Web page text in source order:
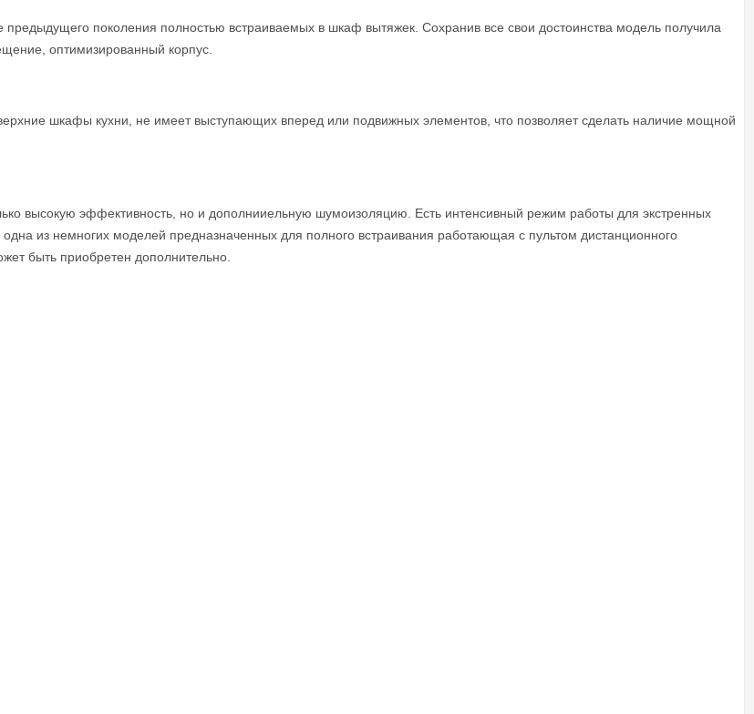
поколения полностью встраиваемых в шкаф вытяжек. Сохранив все свои достоинства модель получила
оптимизированный корпус.
шкафы кухни, не имеет выступающих вперед или подвижных элементов, что позволяет сделать наличие мощной
высокую эффективность, но и дополнииельную шумоизоляцию. Есть интенсивный режим работы для экстренных
из немногих моделей предназначенных для полного встраивания работающая с пультом дистанционного
быть приобретен дополнительно.